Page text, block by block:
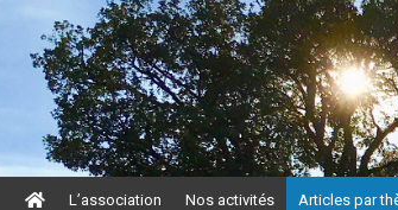
L’association Nos activités Articles par